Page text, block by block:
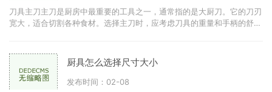
刀具主刀主刀是厨房中最重要的工具之一，通常指的是大厨刀。它的刀刃
宽大，适合切割各种食材。选择主刀时，应考虑刀具的重量和手柄的舒适
厨具怎么选择尺寸大小
发布时间：02-08